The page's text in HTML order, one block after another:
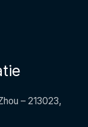
– 213023,